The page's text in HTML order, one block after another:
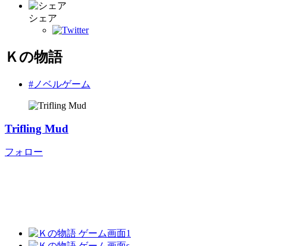
シェア
Ｋの物語
#ノベルゲーム
Trifling Mud
フォロー